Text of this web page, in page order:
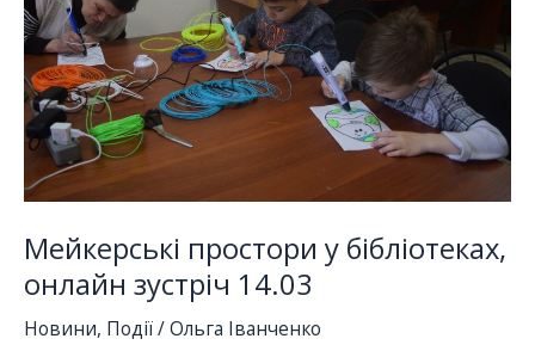
Феофіловою
Мейкерські простори у бібліотеках,
онлайн зустріч 14.03
Новини, Події/Ольга Іванченко